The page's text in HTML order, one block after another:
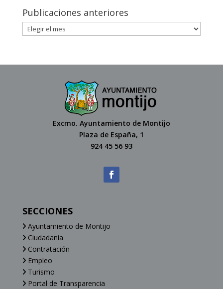
Publicaciones anteriores
Excmo. Ayuntamiento de Montijo
Plaza de España, 1
924 45 56 93
SECCIONES
Ayuntamiento de Montijo
Ciudadanía
Contratación
Empleo
Turismo
Portal de Transparencia